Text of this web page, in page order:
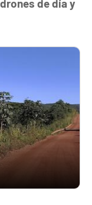
de día y